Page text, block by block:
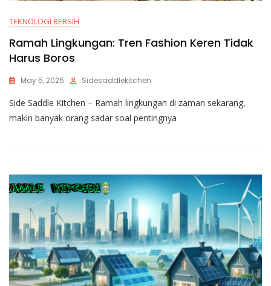
TEKNOLOGI BERSIH
Ramah Lingkungan: Tren Fashion Keren Tidak
Harus Boros
May 5, 2025 Sidesaddlekitchen
Side Saddle Kitchen – Ramah lingkungan di zaman sekarang,
makin banyak orang sadar soal pentingnya